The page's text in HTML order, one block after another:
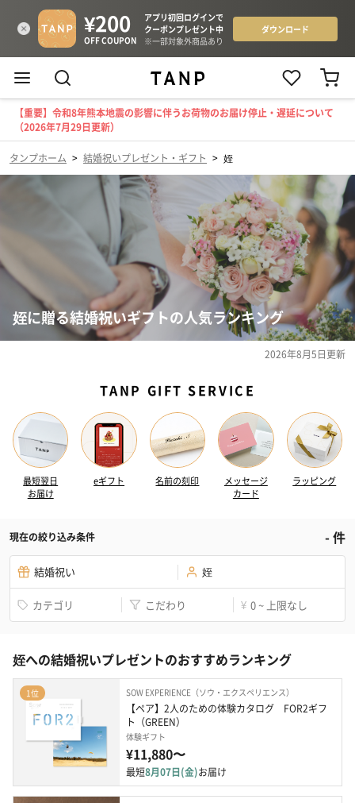
【重要】令和8年熊本地震の影響に伴うお荷物のお届け停止・遅延について
（2026年7月29日更新）
タンプホーム > 結婚祝いプレゼント・ギフト > 姪
姪に贈る結婚祝いギフトの人気ランキング
2026年8月5日更新
TANP GIFT SERVICE
最短翌日
お届け
eギフト 名前の刻印
メッセージ
カード
ラッピング
現在の絞り込み条件 -件
結婚祝い 姪
カテゴリ こだわり ¥ 0 ~ 上限なし
姪への結婚祝いプレゼントのおすすめランキング
1位 SOW EXPERIENCE（ソウ・エクスペリエンス）
【ペア】2人のための体験カタログ　FOR2ギフ
ト（GREEN）
体験ギフト
¥11,880〜
最短8月07日(金)お届け